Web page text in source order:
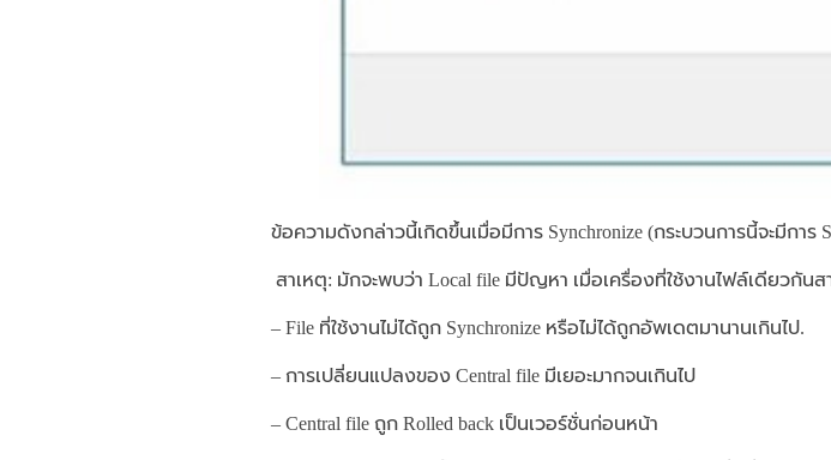
ข้อความดังกล่าวนี้เกิดขึ้นเมื่อมีการ Synchronize (กระบวนการนี้จะมีการ
สาเหตุ: มักจะพบว่า Local file มีปัญหา เมื่อเครื่องที่ใช้งานไฟล์เดียวกัน
– File ที่ใช้งานไม่ได้ถูก Synchronize หรือไม่ได้ถูกอัพเดตมานานเกินไป.
– การเปลี่ยนแปลงของ Central file มีเยอะมากจนเกินไป
– Central file ถูก Rolled back เป็นเวอร์ชั่นก่อนหน้า